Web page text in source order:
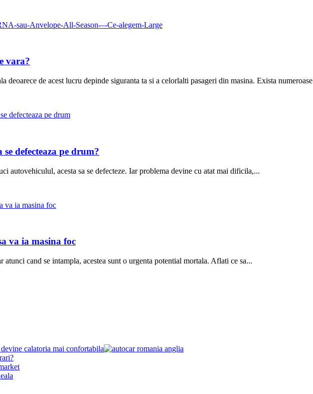
vara?
deoarece de acest lucru depinde siguranta ta si a celorlalti pasageri din masina. Exista
defecteaza pe drum?
autovehiculul, acesta sa se defecteze. Iar problema devine cu atat mai dificila,...
va ia masina foc
cand se intampla, acestea sunt o urgenta potential mortala. Aflati ce sa...
calatoria mai confortabila